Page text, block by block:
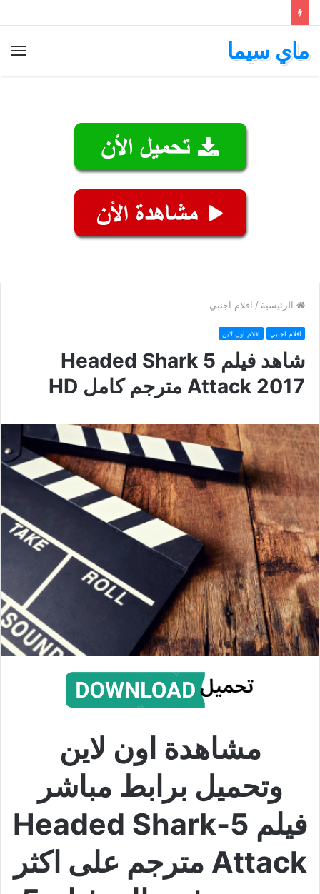
ماي سيما
الرئيسية / افلام اجنبي
افلام اجنبي افلام اون لاين
شاهد فيلم 5 Headed Shark
Attack 2017 مترجم كامل HD
مشاهدة اون لاين
وتحميل برابط مباشر
فيلم 5-Headed Shark
Attack مترجم على اكثر